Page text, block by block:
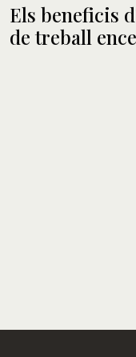
Els beneficis
de treball